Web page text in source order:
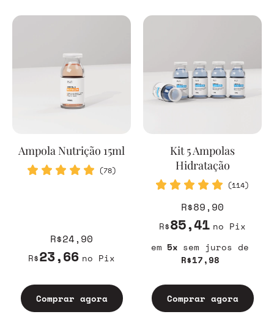
Ampola Nutrição 15ml
(78)
R$24,90
R$23,66 no Pix
Comprar agora
Kit 5 Ampolas
Hidratação
(114)
R$89,90
R$85,41 no Pix
5
R$17,98
sem juros
Comprar agora